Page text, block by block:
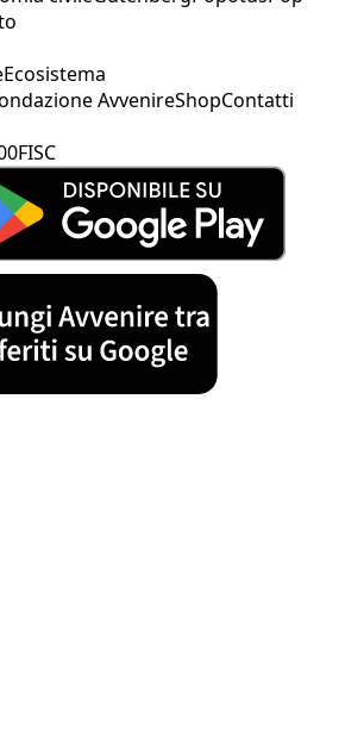
Ecosistema
AvvenireShopContatti
FISC